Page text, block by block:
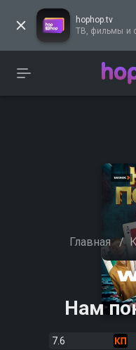
hophop.tv
ТВ, фильмы и
Главная /
Нам
7.6